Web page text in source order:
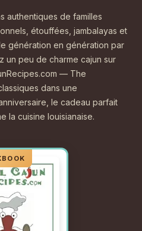
authentiques de familles
étouffées, jambalayas et
génération en génération par
un peu de charme cajun sur
— The
dans une
le cadeau parfait
la cuisine louisianaise.